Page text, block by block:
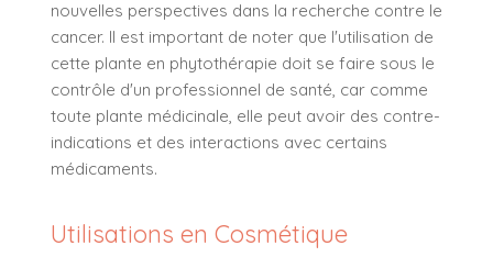
nouvelles perspectives dans la recherche contre le
cancer. Il est important de noter que l'utilisation de
cette plante en phytothérapie doit se faire sous le
contrôle d'un professionnel de santé, car comme
toute plante médicinale, elle peut avoir des contre-
indications et des interactions avec certains
médicaments.
Utilisations en Cosmétique